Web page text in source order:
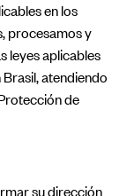
en los
procesamos y
leyes aplicables
atendiendo
de
su dirección